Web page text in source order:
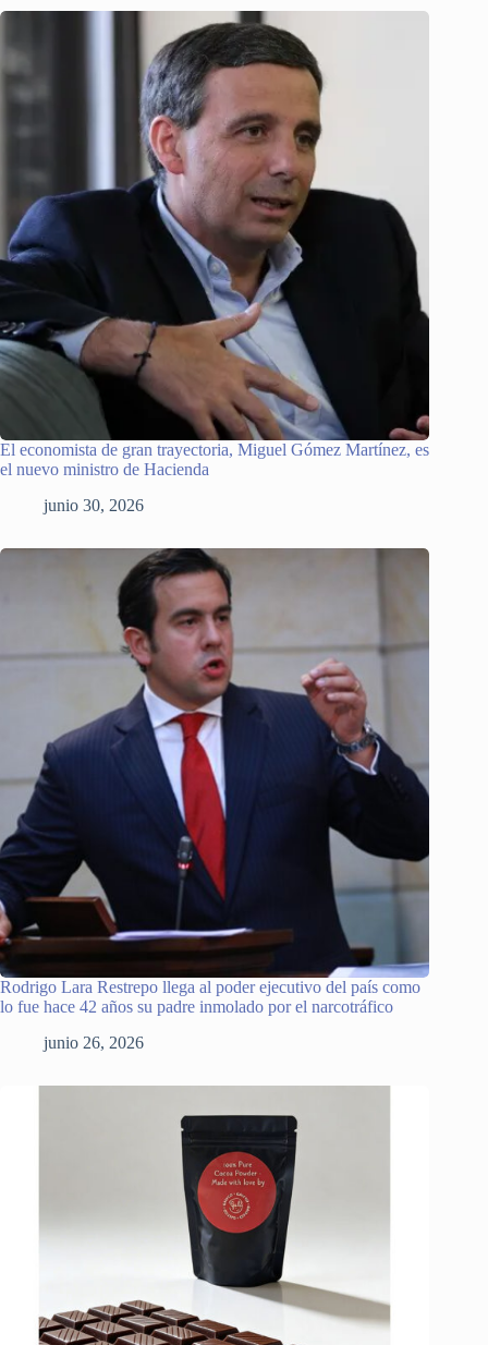
El economista de gran trayectoria, Miguel Gómez Martínez, es
el nuevo ministro de Hacienda
junio 30, 2026
Rodrigo Lara Restrepo llega al poder ejecutivo del país como
lo fue hace 42 años su padre inmolado por el narcotráfico
junio 26, 2026